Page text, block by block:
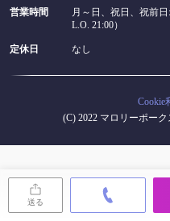
営業時間
月～日、祝日、祝前日
L.O. 21:00）
定休日 なし
Cookie
(C) 2022 マロリーポー
送る